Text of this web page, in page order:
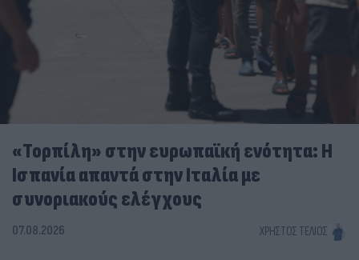
«Τορπίλη» στην ευρωπαϊκή ενότητα: Η
Ισπανία απαντά στην Ιταλία με
συνοριακούς ελέγχους
07.08.2026 ΧΡΉΣΤΟΣ ΤΈΛΙΟΣ